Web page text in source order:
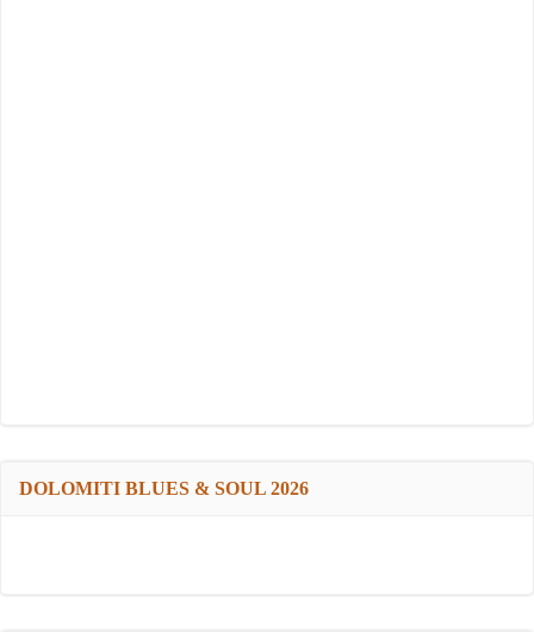
DOLOMITI BLUES & SOUL 2026